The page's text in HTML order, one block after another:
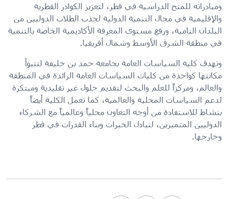
ومبادراته للمنح الدراسية في قطر، لتعزيز الكوادر القطرية
والإقليمية في مجال التنمية الدولية لجذب الطلاب الدوليين من
البلدان النامية، ورفع مستوى المعرفة الأكاديمية الخاصة بالتنمية
في منطقة الشرق الأوسط وشمال أفريقيا.
وتهدف كلية السياسات العامة بجامعة حمد بن خليفة لتتبوأ
مكانتها كواحدة من كليات السياسات العامة الرائدة في المنطقة
والعالم، ومركزاً للعلم والبحث لتقديم حلول غير تقليدية ومبتكرة
لدعم السياسات المحلية والعالمية، كما تعمل الكلية أيضاً
بنشاط للاستفادة من أوجه التعاون محلياً وعالمياً مع الشركاء
الدوليين المتميزين، لتبادل الخبرات وبناء القدرات في قطر
وخارجها.